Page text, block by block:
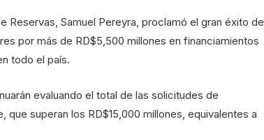
Reservas, Samuel Pereyra, proclamó el gran éxito de
por más de RD$5,500 millones en financiamientos
todo el país.
evaluando el total de las solicitudes de
superan los RD$15,000 millones, equivalentes a